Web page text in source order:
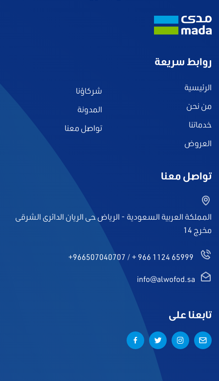
روابط سريعة
الرئيسية
من نحن
خدماتنا
العروض
شركاؤنا
المدونة
تواصل معنا
تواصل معنا
المملكة العربية السعودية - الرياض حى الريان الدائرى الشرقى
مخرج 14
+ 966 1124 65999
/
+966507040707
info@alwofod.sa
تابعنا على